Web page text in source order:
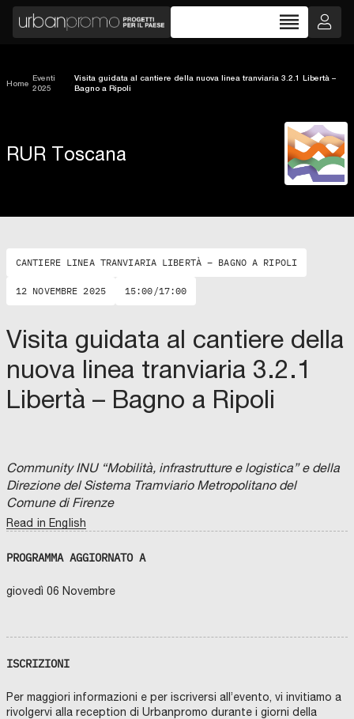
reorder
Home /
Eventi
2025
Visita guidata al cantiere della nuova linea tranviaria 3.2.1 Libertà –
Bagno a Ripoli
RUR Toscana
CANTIERE LINEA TRANVIARIA LIBERTÀ – BAGNO A RIPOLI
12 NOVEMBRE 2025 15:00/17:00
Visita guidata al cantiere della
nuova linea tranviaria 3.2.1
Libertà – Bagno a Ripoli
Community INU “Mobilità, infrastrutture e logistica” e della
Direzione del Sistema Tramviario Metropolitano del
Comune di Firenze
Read in English
PROGRAMMA AGGIORNATO A
giovedì 06 Novembre
ISCRIZIONI
Per maggiori informazioni e per iscriversi all’evento, vi invitiamo a
rivolgervi alla reception di Urbanpromo durante i giorni della